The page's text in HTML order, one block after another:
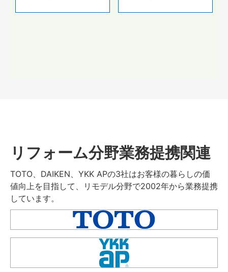
リフォーム分野業務提携関連
TOTO、DAIKEN、YKK APの3社はお客様の暮らしの価
値向上を目指して、リモデル分野で2002年から業務提携
しています。